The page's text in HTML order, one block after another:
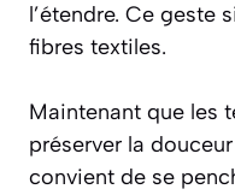
l’étendre. Ce geste
fibres textiles.
Maintenant que les
préserver la
convient de se